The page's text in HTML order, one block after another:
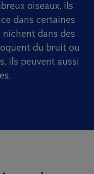
oiseaux, ils
dans certaines
dans des
du bruit ou
ils peuvent aussi